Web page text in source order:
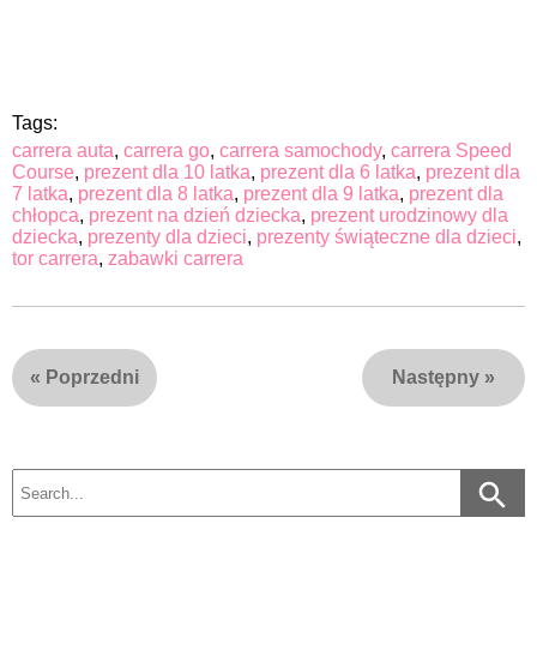
Tags:
carrera auta, carrera go, carrera samochody, carrera Speed
Course, prezent dla 10 latka, prezent dla 6 latka, prezent dla
7 latka, prezent dla 8 latka, prezent dla 9 latka, prezent dla
chłopca, prezent na dzień dziecka, prezent urodzinowy dla
dziecka, prezenty dla dzieci, prezenty świąteczne dla dzieci,
tor carrera, zabawki carrera
« Poprzedni Następny »